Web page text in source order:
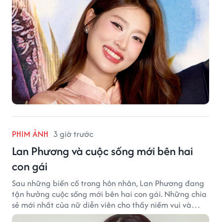
PHIM ẢNH 3 giờ trước
Lan Phương và cuộc sống mới bên hai
con gái
Sau những biến cố trong hôn nhân, Lan Phương đang
tận hưởng cuộc sống mới bên hai con gái. Những chia
sẻ mới nhất của nữ diễn viên cho thấy niềm vui và
hạnh phúc hiện tại đến từ những điều bình dị mỗi